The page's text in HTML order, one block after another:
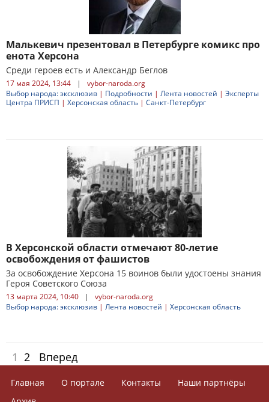
Малькевич презентовал в Петербурге комикс про
енота Херсона
Среди героев есть и Александр Беглов
17 мая 2024, 13:44 |
vybor-naroda.org
Выбор народа: эксклюзив | Подробности | Лента новостей | Эксперты
Центра ПРИСП | Херсонская область | Санкт-Петербург
В Херсонской области отмечают 80-летие
освобождения от фашистов
За освобождение Херсона 15 воинов были удостоены знания
Героя Советского Союза
13 марта 2024, 10:40 |
vybor-naroda.org
Выбор народа: эксклюзив | Лента новостей | Херсонская область
1 2 Вперед
Главная О портале Контакты
Наши партнёры